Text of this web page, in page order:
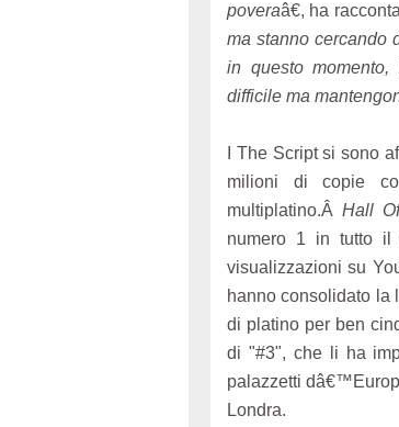
poveraâ€, ha
ma stanno cercando
in questo
difficile ma
I The Script si sono
milioni di copie
multiplatino.Â Hall
numero 1 in tutto il
visualizzazioni su
hanno consolidato la
di platino per ben
di "#3", che li ha
palazzetti
Londra.